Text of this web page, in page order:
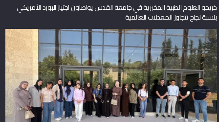
خريجو العلوم الطبية المخبرية في جامعة القدس يواصلون اجتياز البورد الأمريكي
بنسبة نجاح تتجاوز المعدلات العالمية